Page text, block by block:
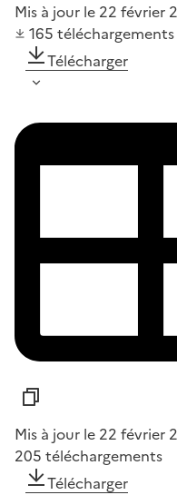
Mis à jour le 22 février
165 téléchargements
Télécharger
Mis à jour le 22 février
205 téléchargements
Télécharger